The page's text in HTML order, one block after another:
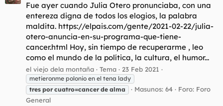
Fue ayer cuando Julia Otero pronunciaba, con una
entereza digna de todos los elogios, la palabra
maldita. https://elpais.com/gente/2021-02-22/julia-
otero-anuncia-en-su-programa-que-tiene-
cancer.html Hoy, sin tiempo de recuperarme , leo
como el mundo de la política, la cultura, el humor...
el viejo dela montaña Tema 23 Feb 2021
metieronme polonio en el tena lady
tres por cuatro=cancer de alma Masunos: 64 Foro: Foro
General